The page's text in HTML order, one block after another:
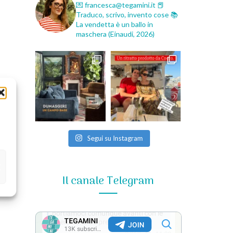
💌 francesca@tegamini.it 📕
Traduco, scrivo, invento cose 📚
La vendetta è un ballo in
maschera (Einaudi, 2026)
Segui su Instagram
Il canale Telegram